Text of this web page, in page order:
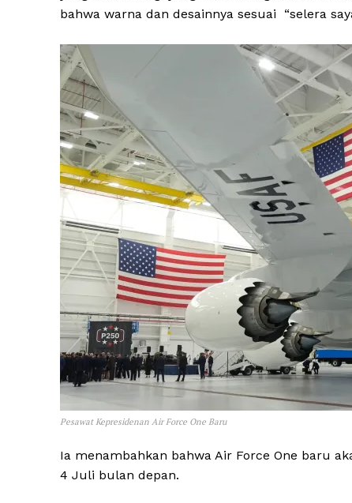
bahwa warna dan desainnya sesuai “selera
Pesawat Kepresidenan Air Force One Baru
Ia menambahkan bahwa Air Force One baru
4 Juli bulan depan.